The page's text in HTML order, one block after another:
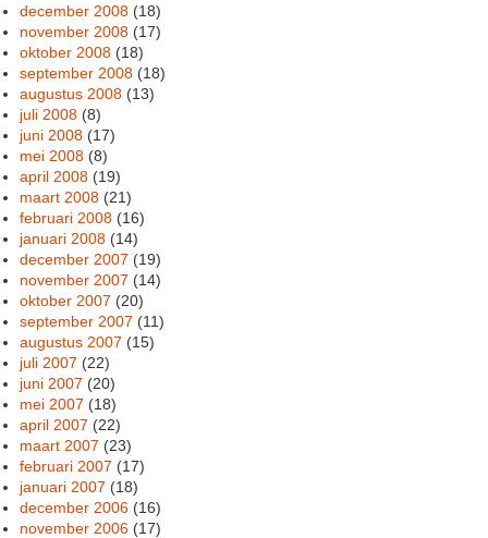
december 2008 (18)
november 2008 (17)
oktober 2008 (18)
september 2008 (18)
augustus 2008 (13)
juli 2008 (8)
juni 2008 (17)
mei 2008 (8)
april 2008 (19)
maart 2008 (21)
februari 2008 (16)
januari 2008 (14)
december 2007 (19)
november 2007 (14)
oktober 2007 (20)
september 2007 (11)
augustus 2007 (15)
juli 2007 (22)
juni 2007 (20)
mei 2007 (18)
april 2007 (22)
maart 2007 (23)
februari 2007 (17)
januari 2007 (18)
december 2006 (16)
november 2006 (17)